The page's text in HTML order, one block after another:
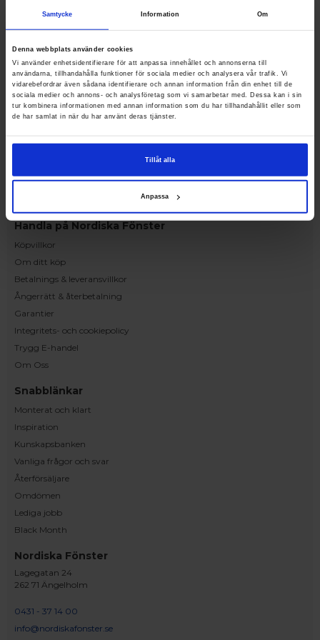
Samtycke Information Om
Denna webbplats använder cookies
Vi använder enhetsidentifierare för att anpassa innehållet och annonserna till
användarna, tillhandahålla funktioner för sociala medier och analysera vår trafik. Vi
vidarebefordrar även sådana identifierare och annan information från din enhet till de
sociala medier och annons- och analysföretag som vi samarbetar med. Dessa kan i sin
tur kombinera informationen med annan information som du har tillhandahållit eller som
de har samlat in när du har använt deras tjänster.
Tillåt alla
Anpassa
hos Victrix inredarna.
168 67 Bromma
Kundservice
Kontakta oss
Beställning och offert
Teknisk information
Handla på Nordiska Fönster
Köpvillkor
Om ditt köp
Betalnings & leveransvillkor
Ångerrätt & återbetalning
Garantier
Integritets- och cookiepolicy
Trygg E-handel
Om Oss
Snabblänkar
Monterat och klart
Inspiration
Kunskapsbanken
Vanliga frågor och svar
Återförsäljare
Omdömen
Lediga jobb
Black Month
Nordiska Fönster
Lagegatan 24
262 71 Ängelholm
0431 - 37 14 00
info@nordiskafonster.se